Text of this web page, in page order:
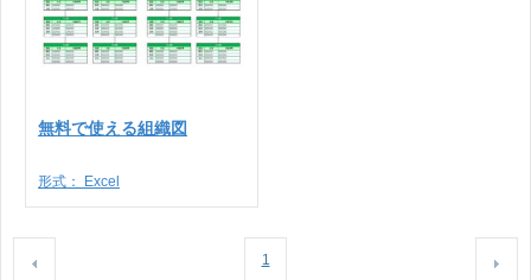
無料で使える組織図
形式： Excel
1